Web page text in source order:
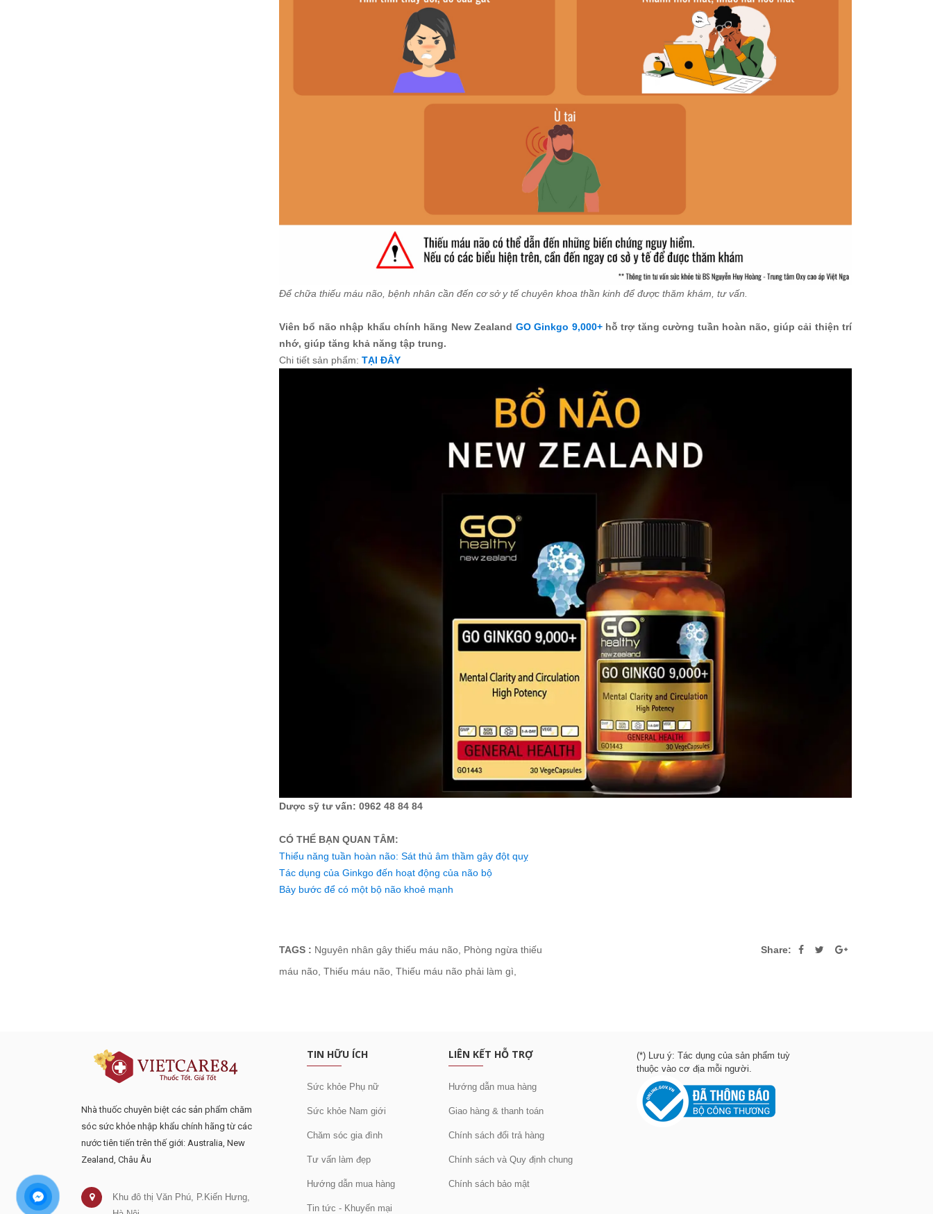
Để chữa thiếu máu não, bệnh nhân cần đến cơ sở y tế chuyên khoa thần kinh để được thăm khám, tư vấn.
Viên bổ não nhập khẩu chính hãng New Zealand GO Ginkgo 9,000+ hỗ trợ tăng cường tuần hoàn não, giúp cải thiện trí
nhớ, giúp tăng khả năng tập trung.
Chi tiết sản phẩm: TẠI ĐÂY
Dược sỹ tư vấn: 0962 48 84 84
CÓ THỂ BẠN QUAN TÂM:
Thiểu năng tuần hoàn não: Sát thủ âm thầm gây đột quỵ
Tác dụng của Ginkgo đến hoạt động của não bộ
Bảy bước để có một bộ não khoẻ mạnh
TAGS : Nguyên nhân gây thiếu máu não Phòng ngừa thiếu
máu não Thiếu máu não Thiếu máu não phải làm gì
Share:
Nhà thuốc chuyên biệt các sản phẩm chăm
sóc sức khỏe nhập khẩu chính hãng từ các
nước tiên tiến trên thế giới: Australia, New
Zealand, Châu Âu
Khu đô thị Văn Phú, P.Kiến Hưng,
TIN HỮU ÍCH
Sức khỏe Phụ nữ
Sức khỏe Nam giới
Chăm sóc gia đình
Tư vấn làm đẹp
Hướng dẫn mua hàng
Tin tức - Khuyến mại
LIÊN KẾT HỖ TRỢ
Hướng dẫn mua hàng
Giao hàng & thanh toán
Chính sách đổi trả hàng
Chính sách và Quy định chung
Chính sách bảo mật
(*) Lưu ý: Tác dụng của sản phẩm tuỳ
thuộc vào cơ địa mỗi người.